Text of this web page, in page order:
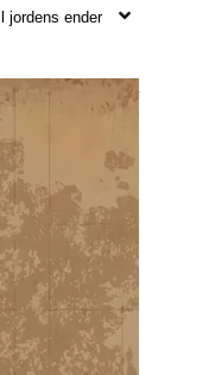
jordens ender